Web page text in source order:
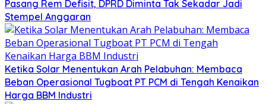
Pasang Rem Defisit, DPRD Diminta Tak Sekadar Jadi
Stempel Anggaran
Ketika Solar Menentukan Arah Pelabuhan: Membaca
Beban Operasional Tugboat PT PCM di Tengah Kenaikan
Harga BBM Industri